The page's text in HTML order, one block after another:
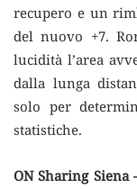
recupero e un
del nuovo +7.
lucidità l’area
dalla lunga
solo per
statistiche.
ON Sharing Siena